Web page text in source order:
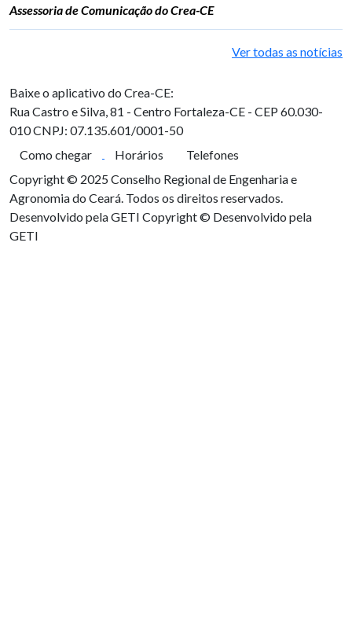
Assessoria de Comunicação do Crea-CE
Ver todas as notícias
Baixe o aplicativo do Crea-CE:
Rua Castro e Silva, 81 - Centro Fortaleza-CE - CEP 60.030-
010CNPJ: 07.135.601/0001-50
Como chegar
Horários
Telefones
Copyright © 2025 Conselho Regional de Engenharia e
Agronomia do Ceará. Todos os direitos reservados.
Desenvolvido pela GETI Copyright © Desenvolvido pela
GETI